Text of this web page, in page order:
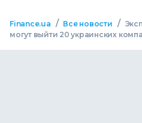
Finance.ua / Все новости /
могут выйти 20 украинских